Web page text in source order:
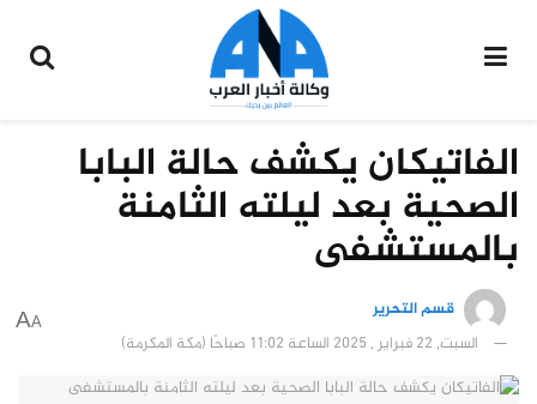
الفاتيكان يكشف حالة البابا
الصحية بعد ليلته الثامنة
بالمستشفى
قسم التحرير
السبت, 22 فبراير , 2025 الساعة 11:02 صباحًا (مكة المكرمة)
A
A